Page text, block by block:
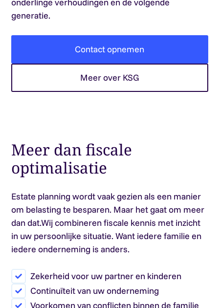
generatie.
Contact opnemen
Meer over KSG
Meer dan fiscale
optimalisatie
Estate planning wordt vaak gezien als een manier
om belasting te besparen. Maar het gaat om meer
dan dat.Wij combineren fiscale kennis met inzicht
in uw persoonlijke situatie. Want iedere familie en
iedere onderneming is anders.
Zekerheid voor uw partner en kinderen
Continuïteit van uw onderneming
Voorkomen van conflicten binnen de familie